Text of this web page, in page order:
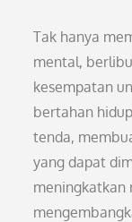
Tak hanya
mental,
kesempatan
bertahan
tenda,
yang dapat
meningkatkan